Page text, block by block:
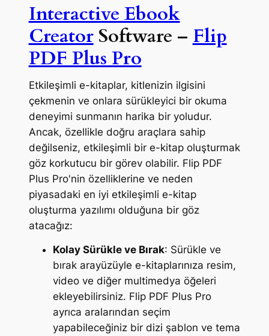
Interactive Ebook
CreatorSoftware – Flip
PDF Plus Pro
Etkileşimli e-kitaplar, kitlenizin ilgisini
çekmenin ve onlara sürükleyici bir okuma
deneyimi sunmanın harika bir yoludur.
Ancak, özellikle doğru araçlara sahip
değilseniz, etkileşimli bir e-kitap oluşturmak
göz korkutucu bir görev olabilir. Flip PDF
Plus Pro'nin özelliklerine ve neden
piyasadaki en iyi etkileşimli e-kitap
oluşturma yazılımı olduğuna bir göz
atacağız:
Kolay Sürükle ve Bırak: Sürükle ve
bırak arayüzüyle e-kitaplarınıza resim,
video ve diğer multimedya öğeleri
ekleyebilirsiniz. Flip PDF Plus Pro
ayrıca aralarından seçim
yapabileceğiniz bir dizi şablon ve tema